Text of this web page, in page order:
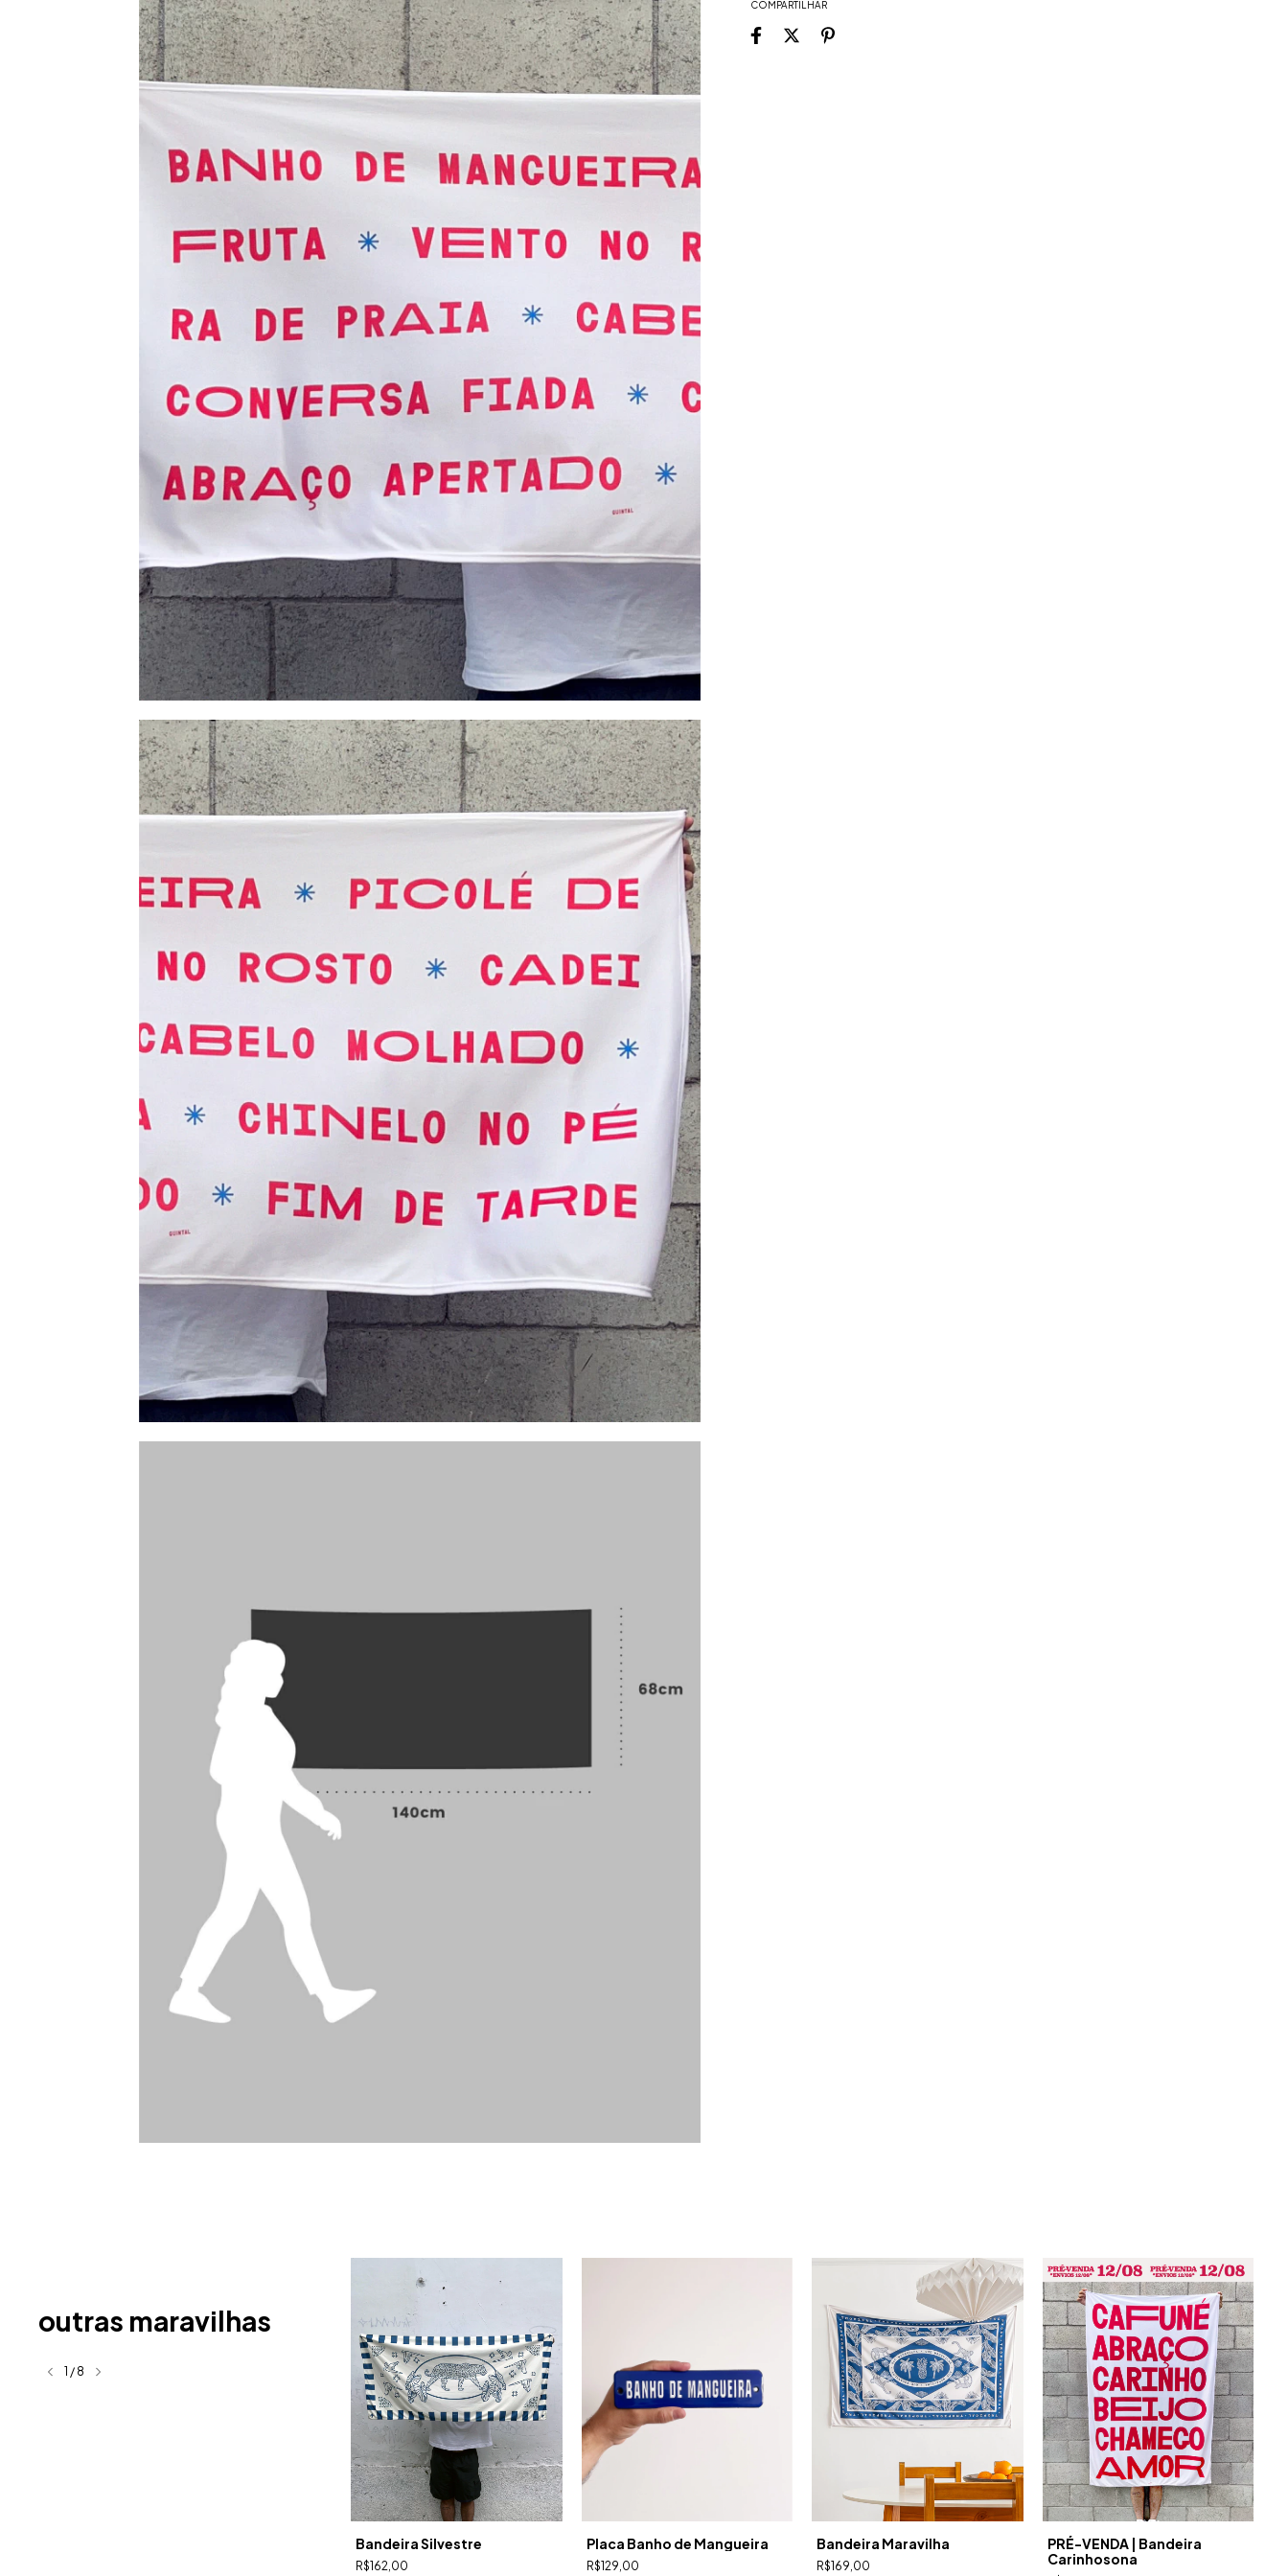
COMPARTILHAR
outras maravilhas
1 / 8
Bandeira Silvestre
R$162,00
Placa Banho de Mangueira
R$129,00
Bandeira Maravilha
R$169,00
PRÉ-VENDA | Bandeira
Carinhosona